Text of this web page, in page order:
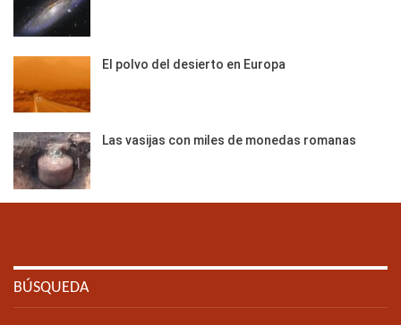
El polvo del desierto en Europa
Las vasijas con miles de monedas romanas
BÚSQUEDA